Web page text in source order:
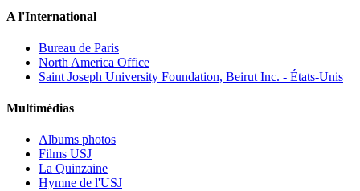
A l'International
Bureau de Paris
North America Office
Saint Joseph University Foundation, Beirut Inc. - États-Unis
Multimédias
Albums photos
Films USJ
La Quinzaine
Hymne de l'USJ